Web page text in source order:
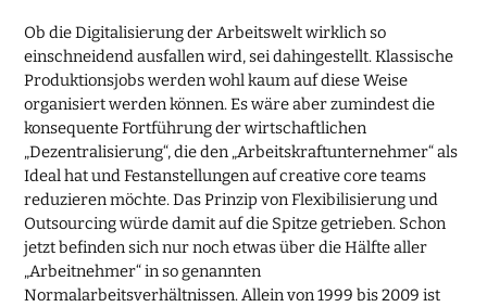
Ob die Digitalisierung der Arbeitswelt wirklich so
einschneidend ausfallen wird, sei dahingestellt. Klassische
Produktionsjobs werden wohl kaum auf diese Weise
organisiert werden können. Es wäre aber zumindest die
konsequente Fortführung der wirtschaftlichen
„Dezentralisierung“, die den „Arbeitskraftunternehmer“ als
Ideal hat und Festanstellungen auf creative core teams
reduzieren möchte. Das Prinzip von Flexibilisierung und
Outsourcing würde damit auf die Spitze getrieben. Schon
jetzt befinden sich nur noch etwas über die Hälfte aller
„Arbeitnehmer“ in so genannten
Normalarbeitsverhältnissen. Allein von 1999 bis 2009 ist